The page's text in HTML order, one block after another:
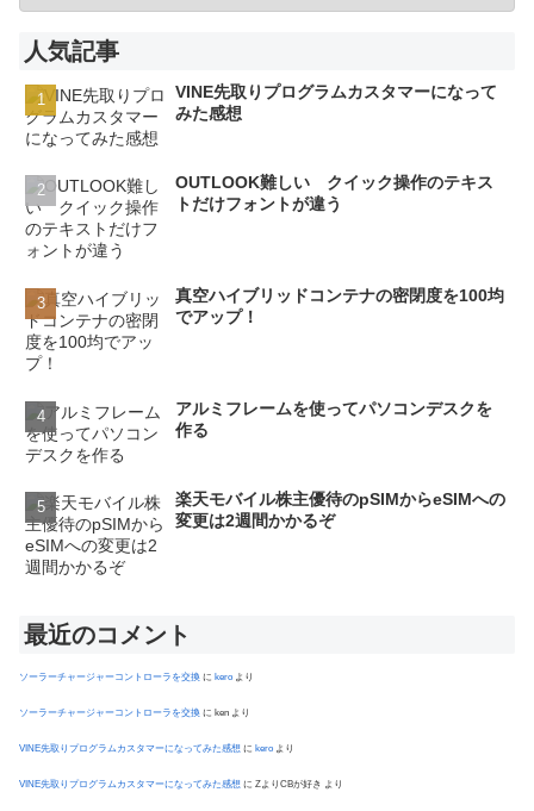
人気記事
VINE先取りプログラムカスタマーになって
みた感想
OUTLOOK難しい クイック操作のテキス
トだけフォントが違う
真空ハイブリッドコンテナの密閉度を100均
でアップ！
アルミフレームを使ってパソコンデスクを
作る
楽天モバイル株主優待のpSIMからeSIMへの
変更は2週間かかるぞ
最近のコメント
ソーラーチャージャーコントローラを交換 に kero より
ソーラーチャージャーコントローラを交換 に ken より
VINE先取りプログラムカスタマーになってみた感想 に kero より
VINE先取りプログラムカスタマーになってみた感想 に ZよりCBが好き より